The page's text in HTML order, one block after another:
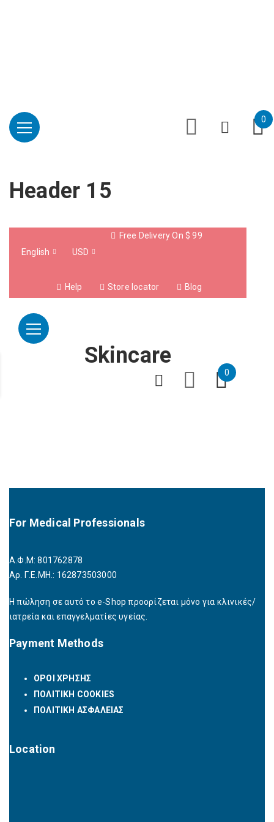
0
Header 15
English USD
Free Delivery On $ 99
Help Store locator Blog
Skincare
0
For Medical Professionals
Α.Φ.Μ: 801762878
Αρ. Γ.Ε.ΜΗ.: 162873503000
Η πώληση σε αυτό το e-Shop προορίζεται μόνο για κλινικές/
ιατρεία και επαγγελματίες υγείας.
Payment Methods
ΟΡΟΙ ΧΡΗΣΗΣ
ΠΟΛΙΤΙΚΗ COOKIES
ΠΟΛΙΤΙΚΗ ΑΣΦΑΛΕΙΑΣ
Location